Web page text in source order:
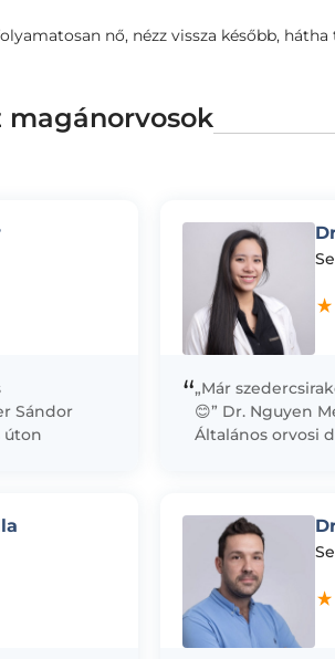
nő, nézz vissza később, hátha
magánorvosok
Sándor
úton
“„Már
😊” Dr. Nguyen
Általános orvosi